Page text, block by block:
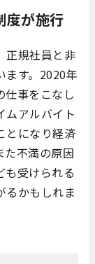
度が施行
正規社員と非
ます。2020年
仕事をこなし
ムアルバイト
とになり経済
た不満の原因
も受けられる
るかもしれま